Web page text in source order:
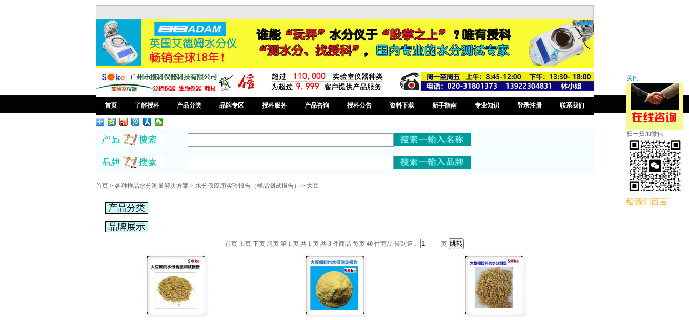
首页 了解授科 产品分类 品牌专区 授科服务 产品咨询 授科公告 资料下载 新手指南 专业知识 登录注册 联系我们
首页> 各种样品水分测量解决方案 > 水分仪应用实验报告（样品测试报告） > 大豆
产品分类
品牌展示
首页 上页 下页 尾页 第 1 页 共 1 页 共 3 件商品 每页 40 件商品 转到第： 页
关闭
扫一扫加微信
给我们留言